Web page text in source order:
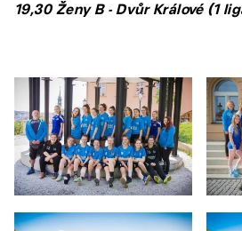
19,30 Ženy B - Dvůr Králové (1